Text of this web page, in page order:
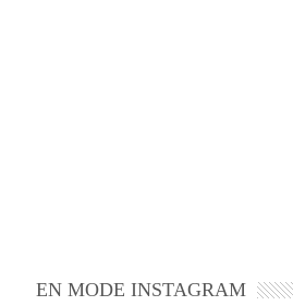
EN MODE INSTAGRAM